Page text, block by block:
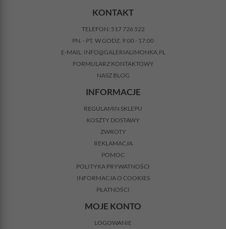
KONTAKT
TELEFON: 517 726 522
PN. - PT. W GODZ. 9:00 - 17:00
E-MAIL: INFO@GALERIALIMONKA.PL
FORMULARZ KONTAKTOWY
NASZ BLOG
INFORMACJE
REGULAMIN SKLEPU
KOSZTY DOSTAWY
ZWROTY
REKLAMACJA
POMOC
POLITYKA PRYWATNOŚCI
INFORMACJA O COOKIES
PŁATNOŚCI
MOJE KONTO
LOGOWANIE